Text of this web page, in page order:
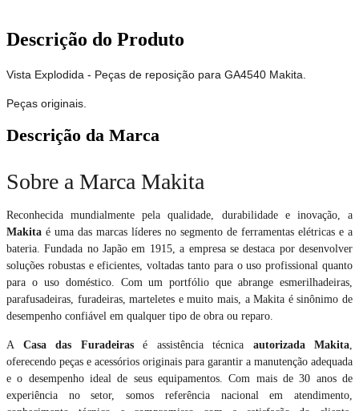
Descrição do Produto
Vista Explodida - Peças de reposição para GA4540 Makita.
Peças originais.
Descrição da Marca
Sobre a Marca Makita
Reconhecida mundialmente pela qualidade, durabilidade e inovação, a
Makita é uma das marcas líderes no segmento de ferramentas elétricas e a
bateria. Fundada no Japão em 1915, a empresa se destaca por desenvolver
soluções robustas e eficientes, voltadas tanto para o uso profissional quanto
para o uso doméstico. Com um portfólio que abrange esmerilhadeiras,
parafusadeiras, furadeiras, marteletes e muito mais, a Makita é sinônimo de
desempenho confiável em qualquer tipo de obra ou reparo.
A Casa das Furadeirasé assistência técnica autorizada Makita,
oferecendo peças e acessórios originais para garantir a manutenção adequada
e o desempenho ideal de seus equipamentos. Com mais de 30 anos de
experiência no setor, somos referência nacional em atendimento,